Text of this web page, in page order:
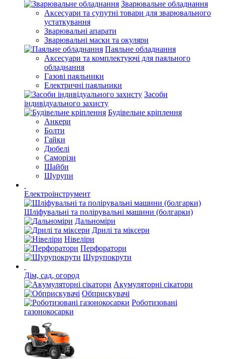
Зварювальне обладнання
Аксесуари та супутні товари для зварювального
устаткування
Зварювальні апарати
Зварювальні маски та окуляри
Паяльне обладнання
Аксесуари та комплектуючі для паяльного
обладнання
Газові паяльники
Електричні паяльники
Засоби
індивідуального захисту
Будівельне кріплення
Анкери
Болти
Гайки
Дюбелі
Саморізи
Шайби
Шурупи
Електроінструмент
Шліфувальні та полірувальні машини (болгарки)
Дальноміри
Дрилі та міксери
Нівеліри
Перфоратори
Шурупокрути
Дім, сад, огород
Акумуляторні сікатори
Обприскувачі
Роботизовані
газонокосарки